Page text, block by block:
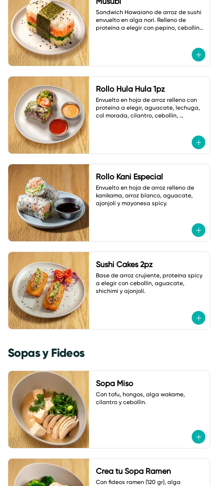
Sandwich Hawaiano de arroz de sushi
envuelto en alga nori. Relleno de
proteína a elegir con pepino, cebollín y
Rollo Hula Hula 1pz
Envuelto en hoja de arroz relleno con
proteína a elegir, aguacate, lechuga,
col morada, cilantro, cebollín,
Rollo Kani Especial
Envuelto en hoja de arroz relleno de
kanikama, arroz blanco, aguacate,
ajonjolí y mayonesa spicy.
Sushi Cakes 2pz
Base de arroz crujiente, proteína spicy
a elegir con cebollín, aguacate,
shichimi y ajonjolí.
Sopas y Fideos
Sopa Miso
Con tofu, hongos, alga wakame,
cilantro y cebollín.
Crea tu Sopa Ramen
Con fideos ramen (120 gr), alga